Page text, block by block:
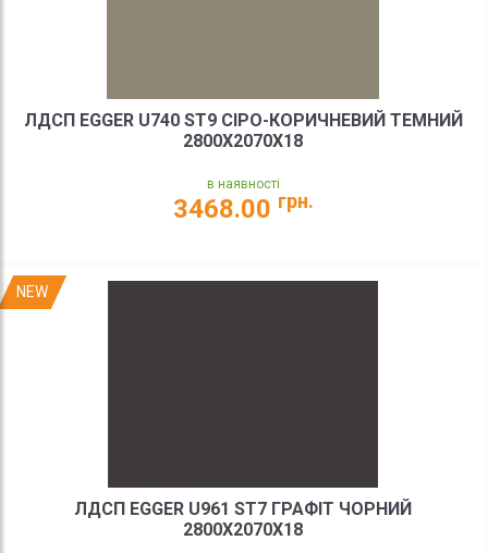
ЛДСП EGGER U740 ST9 СІРО-КОРИЧНЕВИЙ ТЕМНИЙ
2800X2070X18
в наявності
3468.00 грн.
NEW
ЛДСП EGGER U961 ST7 ГРАФІТ ЧОРНИЙ
2800X2070X18